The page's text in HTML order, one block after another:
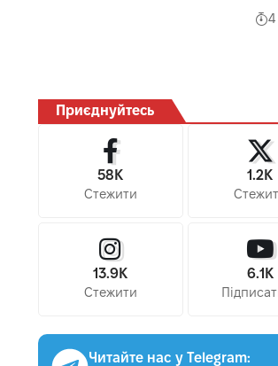
4
Приєднуйтесь
58K
Стежити
1.2K
13.9K
Стежити
6.1K
Читайте нас у Telegram: